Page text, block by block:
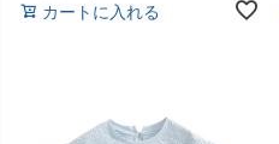
カートに入れる